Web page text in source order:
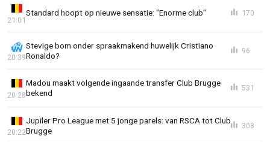
Standard hoopt op nieuwe sensatie: "Enorme club"
21:01
170
Stevige bom onder spraakmakend huwelijk Cristiano
Ronaldo?
20:39
96
Madou maakt volgende ingaande transfer Club Brugge
bekend
20:28
531
Jupiler Pro League met 5 jonge parels: van RSCA tot Club
Brugge
20:22
308